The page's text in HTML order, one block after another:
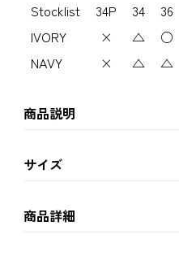
Stocklist 34P 34 36
IVORY
× △ ○
NAVY
× △ △
商品説明
サイズ
商品詳細